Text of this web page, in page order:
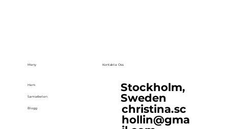
Meny
Hem
Samarbeten
Blogg
Kontakta Oss
Stockholm,
Sweden
christina.sc
hollin@gma